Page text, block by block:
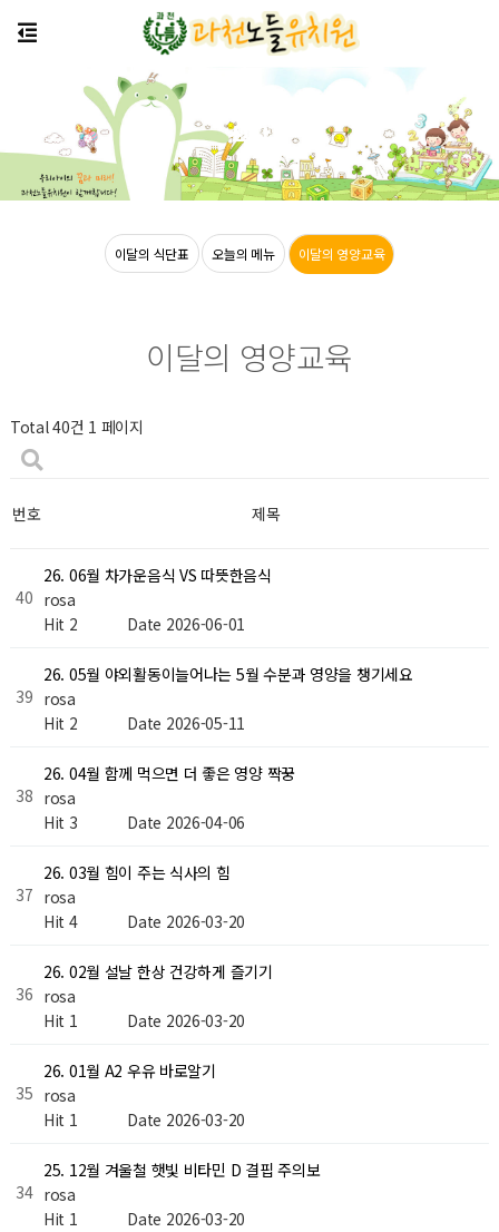
이달의 식단표 오늘의 메뉴 이달의 영양교육
식단
이달의 영양교육
Total 40건 1 페이지
번호 제목
40
26. 06월 차가운음식 VS 따뜻한음식
rosa
Hit 2 Date 2026-06-01
39
26. 05월 야외활동이늘어나는 5월 수분과 영양을 챙기세요
rosa
Hit 2 Date 2026-05-11
38
26. 04월 함께 먹으면 더 좋은 영양 짝꿍
rosa
Hit 3 Date 2026-04-06
37
26. 03월 힘이 주는 식사의 힘
rosa
Hit 4 Date 2026-03-20
36
26. 02월 설날 한상 건강하게 즐기기
rosa
Hit 1 Date 2026-03-20
35
26. 01월 A2 우유 바로알기
rosa
Hit 1 Date 2026-03-20
34
25. 12월 겨울철 햇빛 비타민 D 결핍 주의보
rosa
Hit 1 Date 2026-03-20